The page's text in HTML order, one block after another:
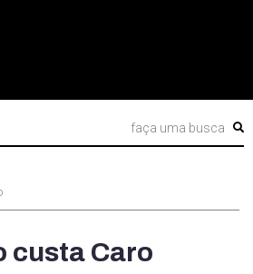
custa Caro